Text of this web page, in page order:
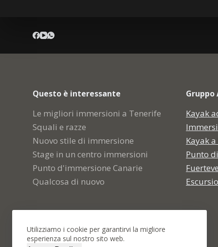
Utilizziamo i cookie per garantirvi la migliore
esperienza sul nostro sito web.
Questo è interessante
Le migliori immersioni a Tenerife
Squali e razze
Nuovo stile di immersione
Stage in un centro immersioni
Punto d'immersione Canarie
Qualcosa di nuovo
Kayak
Kayak
Punto